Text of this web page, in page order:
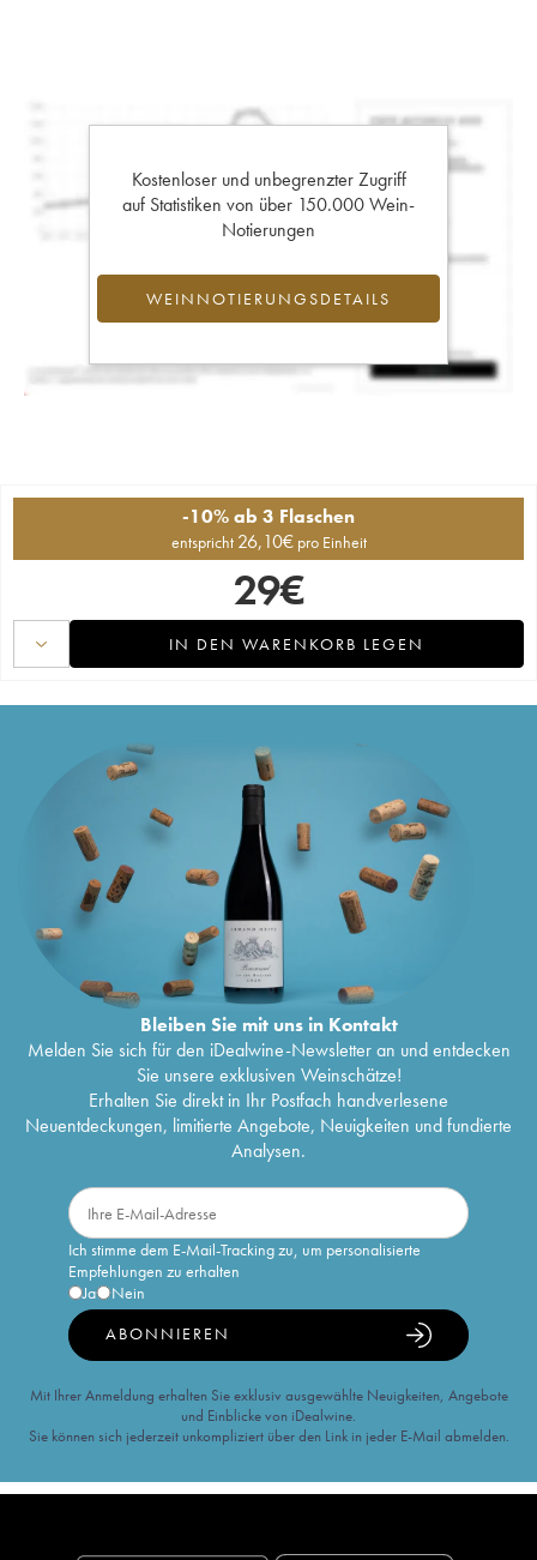
Kostenloser und unbegrenzter Zugriff
auf Statistiken von über 150.000 Wein-
Notierungen
WEINNOTIERUNGSDETAILS
-10% ab 3 Flaschen
entspricht 26,10€ pro Einheit
29€
IN DEN WARENKORB LEGEN
Bleiben Sie mit uns in Kontakt
Melden Sie sich für den iDealwine-Newsletter an und entdecken
Sie unsere exklusiven Weinschätze!
Erhalten Sie direkt in Ihr Postfach handverlesene
Neuentdeckungen, limitierte Angebote, Neuigkeiten und fundierte
Analysen.
Ich stimme dem E-Mail-Tracking zu, um personalisierte
Empfehlungen zu erhalten
Ja
Nein
ABONNIEREN
Mit Ihrer Anmeldung erhalten Sie exklusiv ausgewählte Neuigkeiten, Angebote
und Einblicke von iDealwine.
Sie können sich jederzeit unkompliziert über den Link in jeder E-Mail abmelden.